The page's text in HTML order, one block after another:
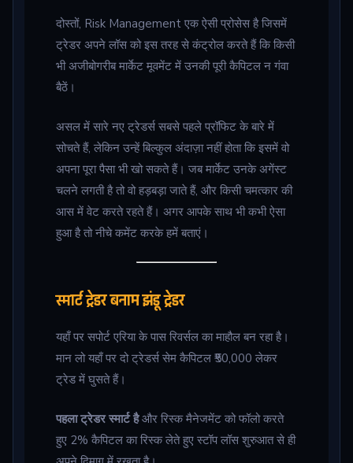
दोस्तों, Risk Management एक ऐसी प्रोसेस है जिसमें
ट्रेडर अपने लॉस को इस तरह से कंट्रोल करते हैं कि किसी
भी अजीबोगरीब मार्केट मूवमेंट में उनकी पूरी कैपिटल न गंवा
बैठें।
असल में सारे नए ट्रेडर्स सबसे पहले प्रॉफिट के बारे में
सोचते हैं, लेकिन उन्हें बिल्कुल अंदाज़ा नहीं होता कि इसमें वो
अपना पूरा पैसा भी खो सकते हैं। जब मार्केट उनके अगेंस्ट
चलने लगती है तो वो हड़बड़ा जाते हैं, और किसी चमत्कार की
आस में वेट करते रहते हैं। अगर आपके साथ भी कभी ऐसा
हुआ है तो नीचे कमेंट करके हमें बताएं।
स्मार्ट ट्रेडर बनाम झंडू ट्रेडर
यहाँ पर सपोर्ट एरिया के पास रिवर्सल का माहौल बन रहा है।
मान लो यहाँ पर दो ट्रेडर्स सेम कैपिटल ₹50,000 लेकर
ट्रेड में घुसते हैं।
पहला ट्रेडर स्मार्ट हैऔर रिस्क मैनेजमेंट को फॉलो करते
हुए 2% कैपिटल का रिस्क लेते हुए स्टॉप लॉस शुरुआत से ही